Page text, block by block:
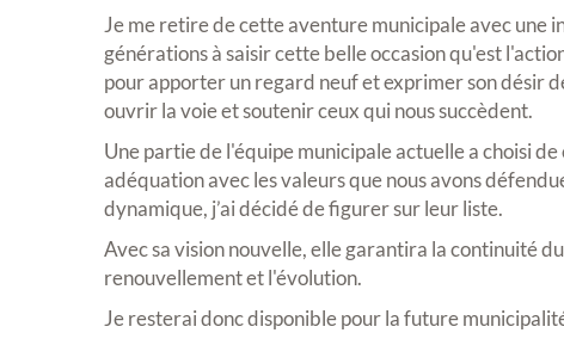
Je me retire de cette aventure municipale avec une
générations à saisir cette belle occasion qu'est
pour apporter un regard neuf et exprimer son désir
ouvrir la voie et soutenir ceux qui nous succèdent.
Une partie de l'équipe municipale actuelle a choisi
adéquation avec les valeurs que nous avons
dynamique, j’ai décidé de figurer sur leur liste.
Avec sa vision nouvelle, elle garantira la continuité
renouvellement et l'évolution.
Je resterai donc disponible pour la future